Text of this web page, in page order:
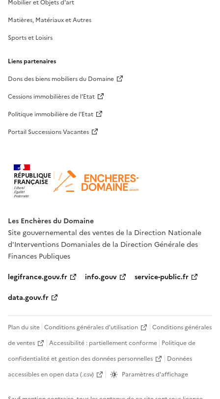
Mobilier et Objets d'art
Matières, Matériaux et Autres
Sports et Loisirs
Liens partenaires
Dons des biens mobiliers du Domaine
Cessions immobilières de l'Etat
Politique immobilière de l'Etat
Portail Successions Vacantes
RÉPUBLIQUE
FRANÇAISE
Les Enchères du Domaine
Site gouvernemental des ventes de la Direction Nationale
d'Interventions Domaniales de la Direction Générale des
Finances Publiques
legifrance.gouv.fr
info.gouv
service-public.fr
data.gouv.fr
Plan du site Conditions générales d'utilisation
Conditions générales
de ventes
Accessibilité : partiellement conforme Politique de
confidentialité et gestion des données personnelles
Données
accessibles en open data (.csv)
Paramètres d'affichage